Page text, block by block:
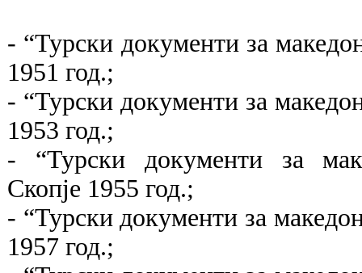
- “Турски документи за
1951 год.;
- “Турски документи за
1953 год.;
- “Турски документи за
Скопје 1955 год.;
- “Турски документи за
1957 год.;